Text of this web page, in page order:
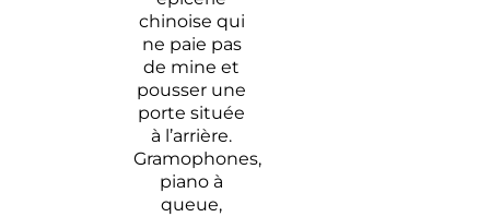
chinoise qui
ne paie pas
de mine et
pousser une
porte située
à l’arrière.
Gramophones,
piano à
queue,